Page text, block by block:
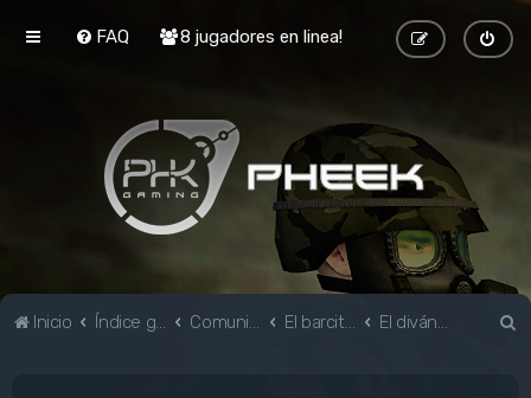
FAQ 8 jugadores en linea!
Inicio Índice general Comunidad El barcito de Black Mesa El diván del Dr. Breen